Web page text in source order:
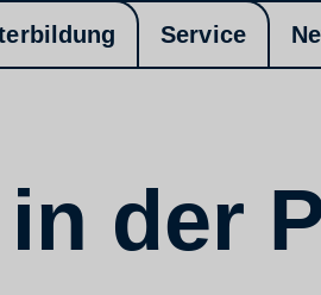
Service
der